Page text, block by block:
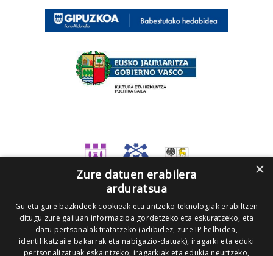
×
Zure datuen erabilera
arduratsua
Gu eta gure bazkideek cookieak eta antzeko teknologiak erabiltzen
ditugu zure gailuan informazioa gordetzeko eta eskuratzeko, eta
datu pertsonalak tratatzeko (adibidez, zure IP helbidea,
identifikatzaile bakarrak eta nabigazio-datuak), iragarki eta eduki
pertsonalizatuak eskaintzeko, iragarkiak eta edukia neurtzeko,